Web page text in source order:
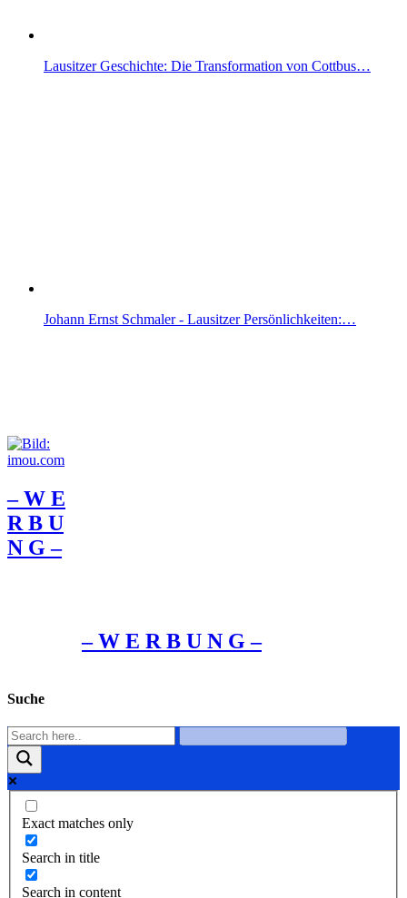
Lausitzer Geschichte: Die Transformation von Cottbus…
Johann Ernst Schmaler - Lausitzer Persönlichkeiten:…
– W Ε
R Β U
Ν G –
– W Ε R Β U Ν G –
Suche
Exact matches only
Search in title
Search in content